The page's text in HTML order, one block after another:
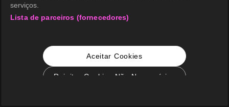
serviços.
Lista de parceiros (fornecedores)
Aceitar Cookies
Rejeitar Cookies Não Necessários